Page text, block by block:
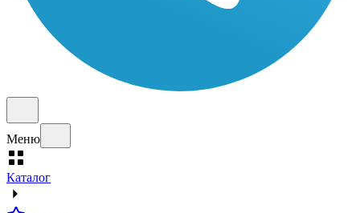
Меню
Каталог